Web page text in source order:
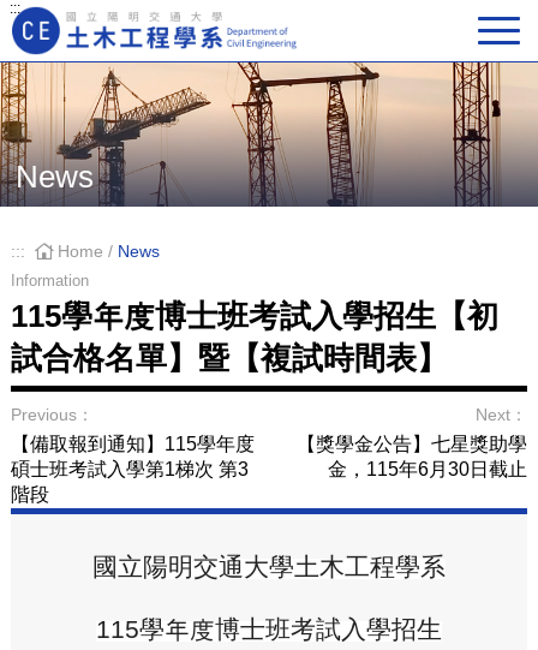
:::
Main Navigation
News
::: Home / News
Information
115學年度博士班考試入學招生【初
試合格名單】暨【複試時間表】
Previous：
【備取報到通知】115學年度
碩士班考試入學第1梯次 第3
階段
Next：
【獎學金公告】七星獎助學
金，115年6月30日截止
國立陽明交通大學土木工程學系
115學年度博士班考試入學招生